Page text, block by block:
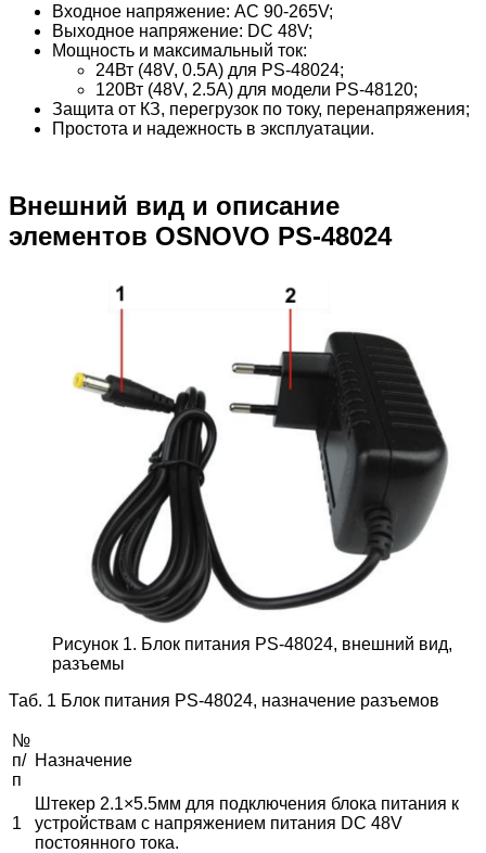
Входное напряжение: AC 90-265V;
Выходное напряжение: DC 48V;
Мощность и максимальный ток:
24Вт (48V, 0.5A) для PS-48024;
120Вт (48V, 2.5A) для модели PS-48120;
Защита от КЗ, перегрузок по току, перенапряжения;
Простота и надежность в эксплуатации.
Внешний вид и описание
элементов OSNOVO PS-48024
Рисунок 1. Блок питания PS-48024, внешний вид,
разъемы
Таб. 1 Блок питания PS-48024, назначение разъемов
№
п/
п
Назначение
1
Штекер 2.1×5.5мм для подключения блока питания к
устройствам с напряжением питания DC 48V
постоянного тока.